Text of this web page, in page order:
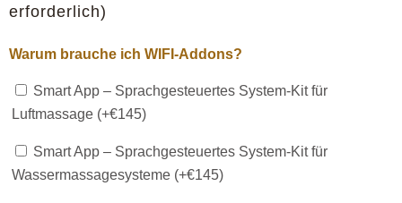
erforderlich)
Warum brauche ich WIFI-Addons?
Smart App – Sprachgesteuertes System-Kit für
Luftmassage (+€145)
Smart App – Sprachgesteuertes System-Kit für
Wassermassagesysteme (+€145)